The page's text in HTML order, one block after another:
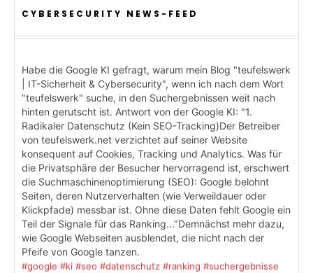
CYBERSECURITY NEWS-FEED
Habe die Google KI gefragt, warum mein Blog "teufelswerk
| IT-Sicherheit & Cybersecurity", wenn ich nach dem Wort
"teufelswerk" suche, in den Suchergebnissen weit nach
hinten gerutscht ist. Antwort von der Google KI: "1.
Radikaler Datenschutz (Kein SEO-Tracking)Der Betreiber
von teufelswerk.net verzichtet auf seiner Website
konsequent auf Cookies, Tracking und Analytics. Was für
die Privatsphäre der Besucher hervorragend ist, erschwert
die Suchmaschinenoptimierung (SEO): Google belohnt
Seiten, deren Nutzerverhalten (wie Verweildauer oder
Klickpfade) messbar ist. Ohne diese Daten fehlt Google ein
Teil der Signale für das Ranking..."Demnächst mehr dazu,
wie Google Webseiten ausblendet, die nicht nach der
Pfeife von Google tanzen.
#google #ki #seo #datenschutz #ranking #suchergebnisse